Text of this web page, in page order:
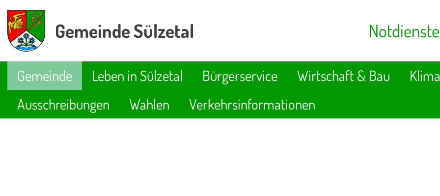
Gemeinde Sülzetal Notdienste
Gemeinde Leben in Sülzetal Bürgerservice Wirtschaft & Bau
Ausschreibungen
Wahlen Verkehrsinformationen